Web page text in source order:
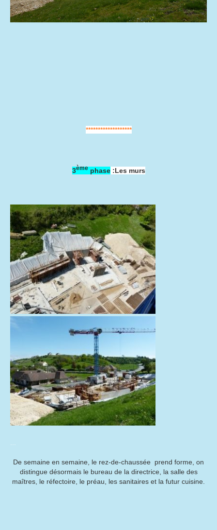
*******************
3èmephase:Les murs
...
De semaine en semaine, le rez-de-chaussée prend forme, on
distingue désormais le bureau de la directrice, la salle des
maîtres, le réfectoire, le préau, les sanitaires et la futur cuisine.